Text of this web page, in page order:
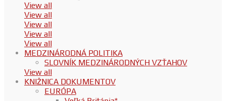
View all
View all
View all
View all
View all
MEDZINÁRODNÁ POLITIKA
SLOVNÍK MEDZINÁRODNÝCH VZŤAHOV
View all
KNIŽNICA DOKUMENTOV
EURÓPA